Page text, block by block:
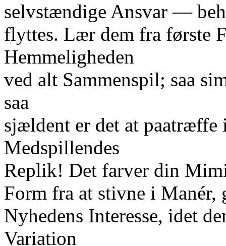
selvstændige Ansvar —
flyttes. Lær dem fra første
Hemmeligheden
ved alt Sammenspil; saa
saa
sjældent er det at
Medspillendes
Replik! Det farver din
Form fra at stivne i Manér,
Nyhedens Interesse, idet
Variation